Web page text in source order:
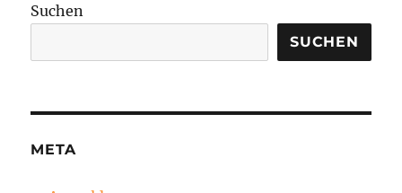
Suchen
SUCHEN
META